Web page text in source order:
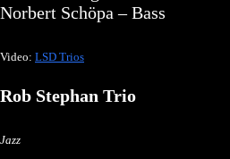
Norbert Schöpa – Bass
Video: LSD Trios
Rob Stephan Trio
Jazz